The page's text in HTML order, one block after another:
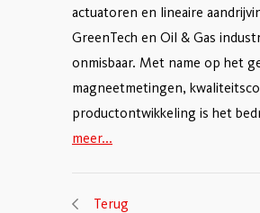
actuatoren en lineaire
GreenTech en Oil & Gas
onmisbaar. Met name op het
magneetmetingen,
productontwikkeling is het
meer...
Terug